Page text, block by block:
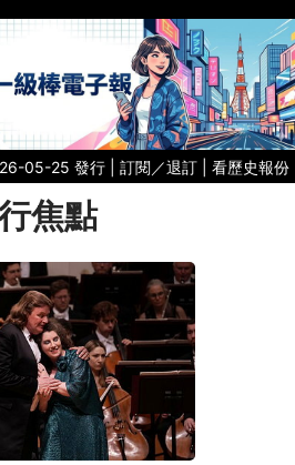
05-25 發行 | 訂閱／退訂 看歷史報份
焦點